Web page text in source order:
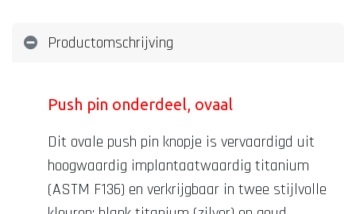
Productomschrijving
Push pin onderdeel, ovaal
Dit ovale push pin knopje is vervaardigd uit
hoogwaardig implantaatwaardig titanium
(ASTM F136) en verkrijgbaar in twee stijlvolle